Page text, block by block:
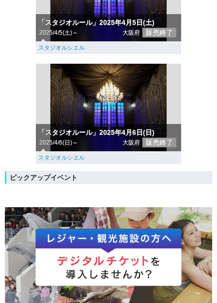
「スタジオルール」2025年4月5日(土)
2025/4/5(土)～ 大阪府 販売終了
スタジオルシエル
「スタジオルール」2025年4月6日(日)
2025/4/6(日)～ 大阪府 販売終了
スタジオルシエル
ピックアップイベント